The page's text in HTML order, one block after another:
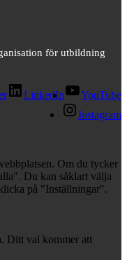
för utbildning
LinkedIn
YouTube
Instagram
Om du tycker
Du kan såklart välja
på "Inställningar".
Ditt val kommer att